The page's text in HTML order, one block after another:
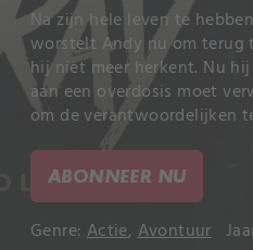
Na zijn hele leven te
worstelt Andy nu om terug
hij niet meer herkent. Nu
aan een overdosis moet
om de verantwoordelijken
ABONNEER NU
Genre: Actie, Avontuur